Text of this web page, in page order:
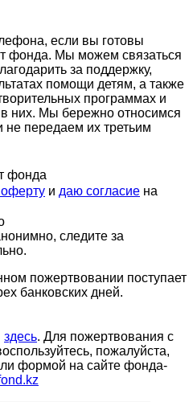
если вы готовы
фонда. Мы можем связаться
за поддержку,
помощи детям, а также
программах и
в них. Мы бережно относимся
передаем их третьим
фонда
и даю согласие на
следите за
пожертвовании поступает
банковских дней.
здесь. Для пожертвования с
пожалуйста,
формой на сайте фонда-